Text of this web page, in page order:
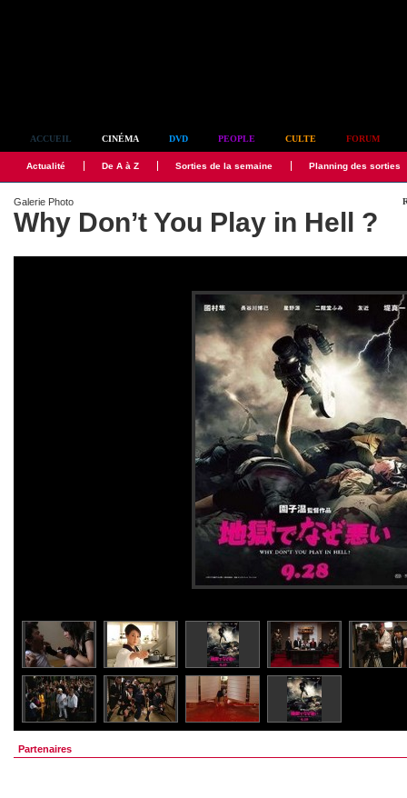
ACCUEIL CINÉMA DVD PEOPLE CULTE FORUM
Actualité De A à Z Sorties de la semaine Planning des sorties
Galerie Photo
Why Don’t You Play in Hell ?
Partenaires